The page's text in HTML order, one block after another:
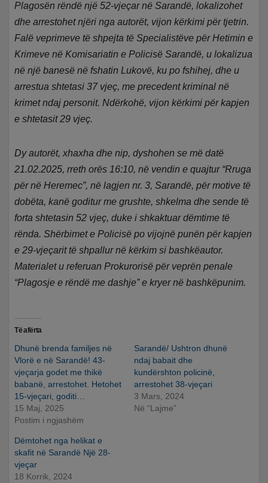
Plagosën rëndë një 52-vjeçar në Sarandë, lokalizohet
dhe arrestohet njëri nga autorët, vijon kërkimi për tjetrin.
Falë veprimeve të shpejta të Specialistëve për Hetimin e
Krimeve në Komisariatin e Policisë Sarandë, u lokalizua
në një banesë në fshatin Lukovë, ku po fshihej, dhe u
arrestua shtetasi 37 vjeç, me precedent kriminal në
krimet ndaj personit. Ndërkohë, vijon kërkimi për kapjen
e shtetasit 29 vjeç.
Dy autorët, xhaxha dhe nip, dyshohen se më datë
21.02.2025, rreth orës 16:10, në vendin e quajtur “Rruga
për në Heremec”, në lagjen nr. 3, Sarandë, për motive të
dobëta, kanë goditur me grushte, shkelma dhe sende të
forta shtetasin 52 vjeç, duke i shkaktuar dëmtime të
rënda. Shërbimet e Policisë po vijojnë punën për kapjen
e 29-vjeçarit të shpallur në kërkim si bashkëautor.
Materialet u referuan Prokurorisë për veprën penale
“Plagosje e rëndë me dashje” e kryer në bashkëpunim.
Të afërta
Dhunë brenda familjes në
Vlorë e në Sarandë! 43-
vjeçarja godet me thikë
babanë, arrestohet. Hetohet
15-vjeçari, goditi…
15 Maj, 2025
Postim i ngjashëm
Sarandë/ Ushtron dhunë
ndaj babait dhe
kundërshton policinë,
arrestohet 38-vjeçari
3 Mars, 2024
Në “Lajme”
Dëmtohet nga helikat e
skafit në Sarandë Një 28-
vjeçar
18 Korrik, 2024